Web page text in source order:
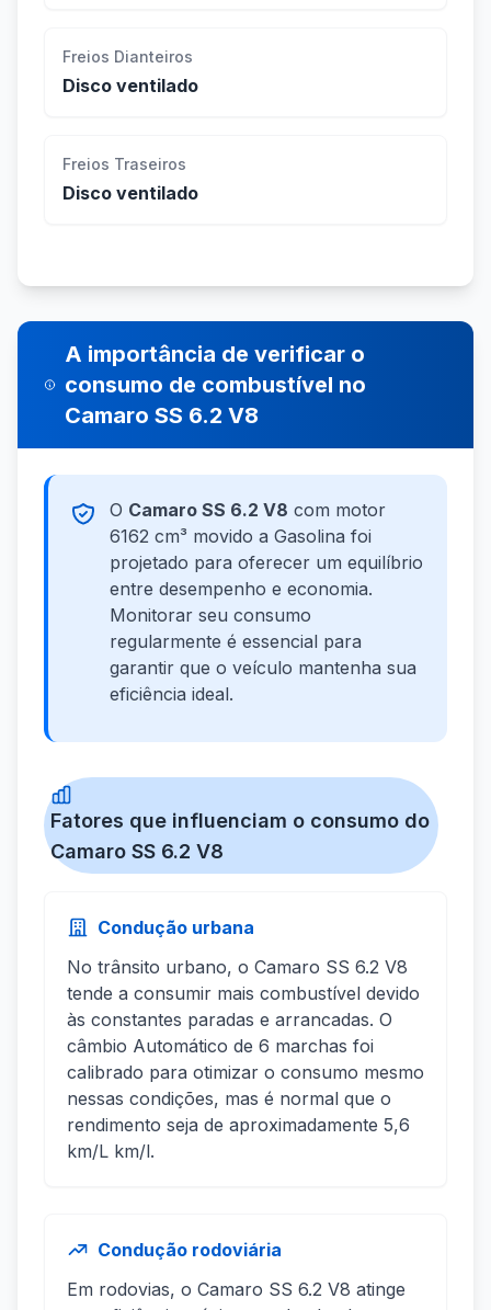
Freios Dianteiros
Disco ventilado
Freios Traseiros
Disco ventilado
A importância de verificar o
consumo de combustível no
Camaro SS 6.2 V8
O Camaro SS 6.2 V8 com motor
6162 cm³ movido a Gasolina foi
projetado para oferecer um equilíbrio
entre desempenho e economia.
Monitorar seu consumo
regularmente é essencial para
garantir que o veículo mantenha sua
eficiência ideal.
Fatores que influenciam o consumo do
Camaro SS 6.2 V8
Condução urbana
No trânsito urbano, o Camaro SS 6.2 V8
tende a consumir mais combustível devido
às constantes paradas e arrancadas. O
câmbio Automático de 6 marchas foi
calibrado para otimizar o consumo mesmo
nessas condições, mas é normal que o
rendimento seja de aproximadamente 5,6
km/L km/l.
Condução rodoviária
Em rodovias, o Camaro SS 6.2 V8 atinge